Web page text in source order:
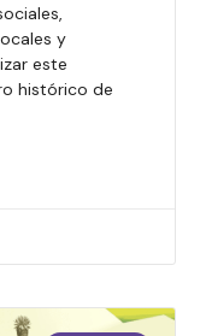
y
este
histórico de